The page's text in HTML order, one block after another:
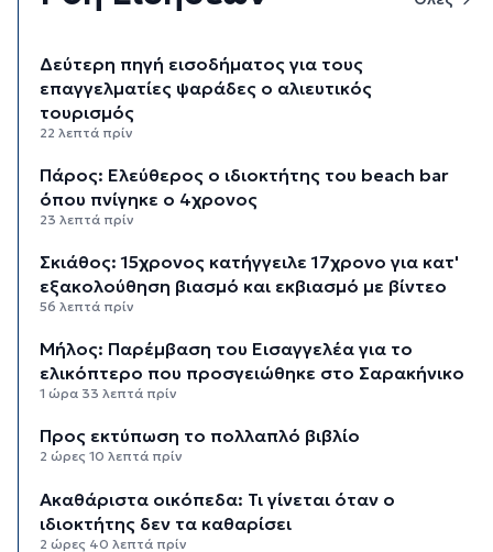
Δεύτερη πηγή εισοδήματος για τους
επαγγελματίες ψαράδες ο αλιευτικός
τουρισμός
22 λεπτά πρίν
Πάρος: Ελεύθερος ο ιδιοκτήτης του beach bar
όπου πνίγηκε ο 4χρονος
23 λεπτά πρίν
Σκιάθος: 15χρονος κατήγγειλε 17χρονο για κατ'
εξακολούθηση βιασμό και εκβιασμό με βίντεο
56 λεπτά πρίν
Μήλος: Παρέμβαση του Εισαγγελέα για το
ελικόπτερο που προσγειώθηκε στο Σαρακήνικο
1 ώρα 33 λεπτά πρίν
Προς εκτύπωση το πολλαπλό βιβλίο
2 ώρες 10 λεπτά πρίν
Ακαθάριστα οικόπεδα: Τι γίνεται όταν ο
ιδιοκτήτης δεν τα καθαρίσει
2 ώρες 40 λεπτά πρίν